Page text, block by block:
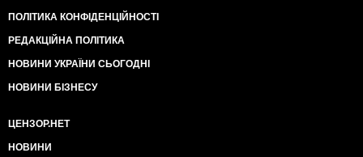
ПОЛІТИКА КОНФІДЕНЦІЙНОСТІ
РЕДАКЦІЙНА ПОЛІТИКА
НОВИНИ УКРАЇНИ СЬОГОДНІ
НОВИНИ БІЗНЕСУ
ЦЕНЗОР.НЕТ
НОВИНИ